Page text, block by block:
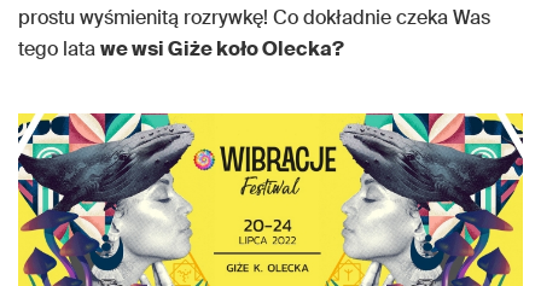
prostu wyśmienitą rozrywkę! Co dokładnie czeka Was
tego latawe wsi Giże koło Olecka?